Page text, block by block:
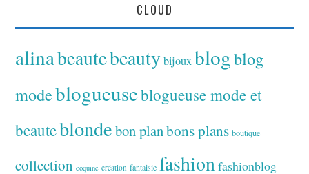
CLOUD
alinabeautebeauty bijoux blogblog
modeblogueuseblogueuse mode et
beauteblondebon planbons plans boutique
collection coquine création fantaisie fashionfashionblog